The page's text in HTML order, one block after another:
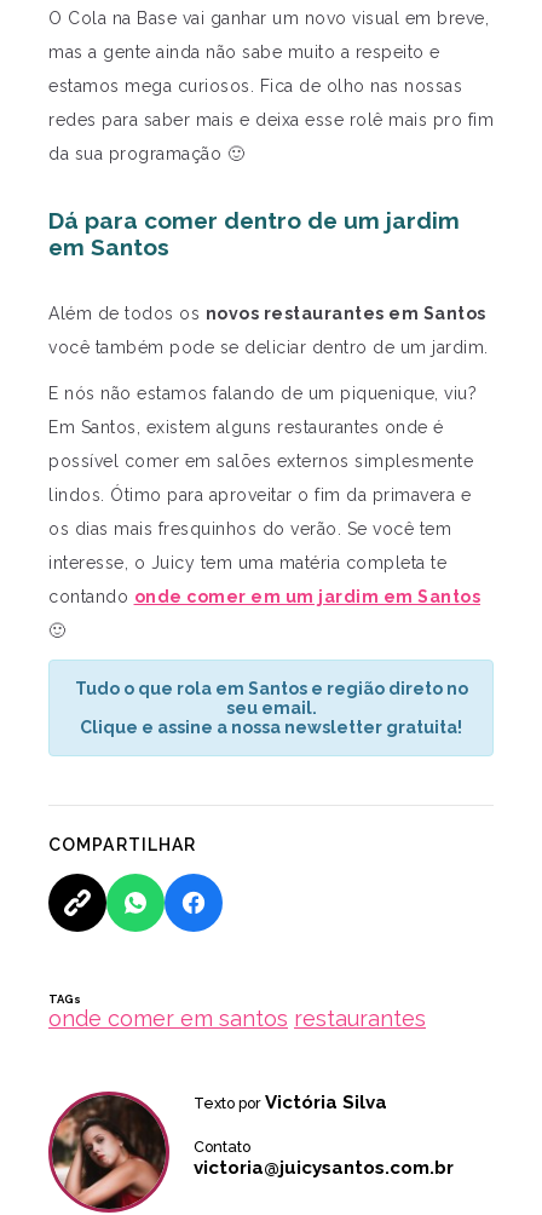
O Cola na Base vai ganhar um novo visual em breve,
mas a gente ainda não sabe muito a respeito e
estamos mega curiosos. Fica de olho nas nossas
redes para saber mais e deixa esse rolê mais pro fim
da sua programação 🙂
Dá para comer dentro de um jardim
em Santos
Além de todos os novos restaurantes em Santos
você também pode se deliciar dentro de um jardim.
E nós não estamos falando de um piquenique, viu?
Em Santos, existem alguns restaurantes onde é
possível comer em salões externos simplesmente
lindos. Ótimo para aproveitar o fim da primavera e
os dias mais fresquinhos do verão. Se você tem
interesse, o Juicy tem uma matéria completa te
contando onde comer em um jardim em Santos
🙂
Tudo o que rola em Santos e região direto no
seu email.
Clique e assine a nossa newsletter gratuita!
COMPARTILHAR
TAGs
onde comer em santos restaurantes
Texto por Victória Silva
Contato
victoria@juicysantos.com.br